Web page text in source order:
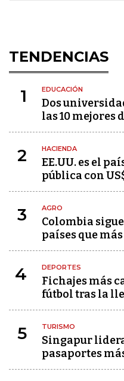
TENDENCIAS
1 EDUCACIÓN
Dos
las 10 mejores
2 HACIENDA
EE.UU. es el
pública con
3 AGRO
Colombia
países que
4 DEPORTES
Fichajes más
fútbol tras la
5 TURISMO
Singapur
pasaportes